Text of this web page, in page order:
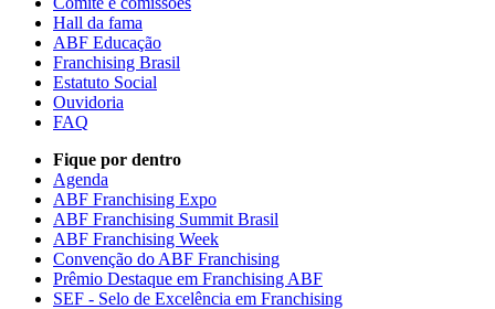
Hall da fama
ABF Educação
Franchising Brasil
Estatuto Social
Ouvidoria
FAQ
Fique por dentro
Agenda
ABF Franchising Expo
ABF Franchising Summit Brasil
ABF Franchising Week
Convenção do ABF Franchising
Prêmio Destaque em Franchising ABF
SEF - Selo de Excelência em Franchising